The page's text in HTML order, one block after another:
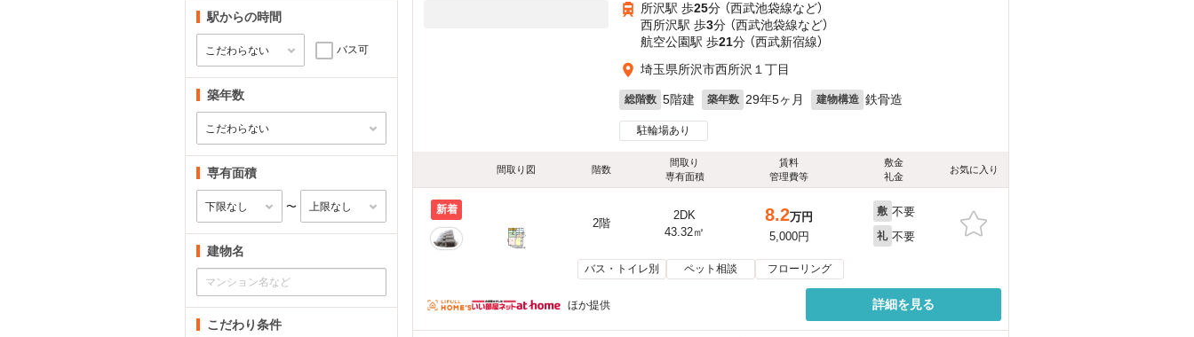
駅からの時間
バス可
築年数
専有面積
〜
建物名
こだわり条件
所沢駅 歩25分 （西武池袋線など）
西所沢駅 歩3分 （西武池袋線など）
航空公園駅 歩21分 （西武新宿線）
埼玉県所沢市西所沢１丁目
総階数 5階建 築年数 29年5ヶ月 建物構造 鉄骨造
駐輪場あり
間取り図 階数
間取り
専有面積
賃料
管理費等
敷金
礼金
お気に入り
新着
2階
2DK
43.32㎡
8.2万円
5,000円
敷 不要
礼 不要
バス・トイレ別 ペット相談 フローリング
ほか提供 詳細を見る